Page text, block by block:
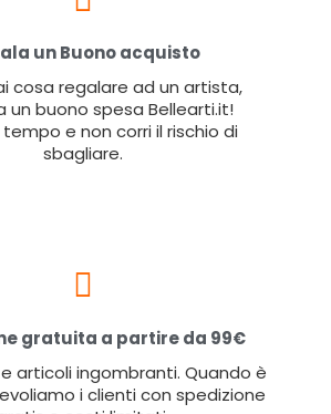
un Buono acquisto
cosa regalare ad un artista,
un buono spesa Bellearti.it!
tempo e non corri il rischio di
sbagliare.
gratuita a partire da 99€
articoli ingombranti. Quando è
i clienti con spedizione